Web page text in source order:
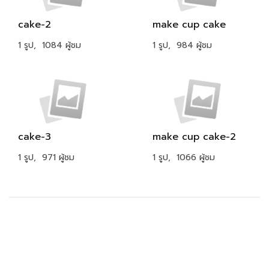
cake-2
1 รูป, 1084 ผู้ชม
make cup cake
1 รูป, 984 ผู้ชม
cake-3
1 รูป, 971 ผู้ชม
make cup cake-2
1 รูป, 1066 ผู้ชม